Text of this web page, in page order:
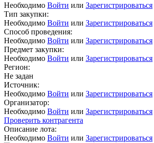
Необходимо Войти или Зарегистрироваться
Тип закупки:
Необходимо Войти или Зарегистрироваться
Способ проведения:
Необходимо Войти или Зарегистрироваться
Предмет закупки:
Необходимо Войти или Зарегистрироваться
Регион:
Не задан
Источник:
Необходимо Войти или Зарегистрироваться
Организатор:
Необходимо Войти или Зарегистрироваться
Проверить контрагента
Описание лота:
Необходимо Войти или Зарегистрироваться